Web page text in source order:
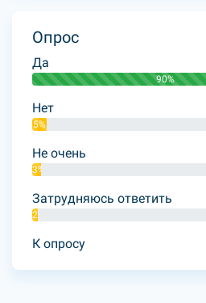
Опрос
Да
90%
Нет
5%
Не очень
3%
Затрудняюсь ответить
2%
К опросу